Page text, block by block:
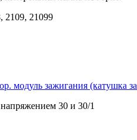
2109, 21099
модуль зажигания (катушка
30 и 30/1